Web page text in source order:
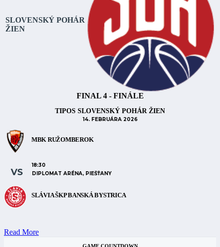
SLOVENSKÝ POHÁR
ŽIEN
FINAL 4 - FINÁLE
TIPOS SLOVENSKÝ POHÁR ŽIEN
14. FEBRUÁRA 2026
MBK RUŽOMBEROK
SLÁVIA ŠKP BANSKÁ BYSTRICA
VS
18:30
DIPLOMAT ARÉNA, PIEŠŤANY
Read More